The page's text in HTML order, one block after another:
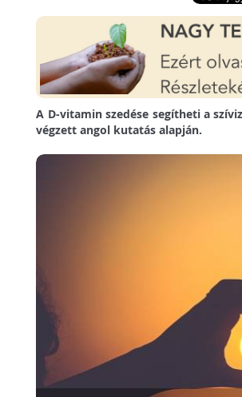
A D-vitamin szedése segítheti a
végzett angol kutatás alapján.